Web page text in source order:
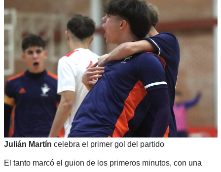
Julián Martín celebra el primer gol del partido
El tanto marcó el guion de los primeros minutos, con una